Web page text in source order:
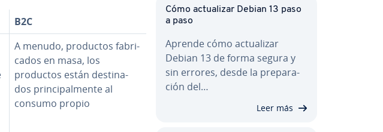
B2C
A menudo, productos fa­bri­
ca­dos en masa, los
productos están de­s­ti­na­
dos pri­n­ci­pa­l­me­n­te al
consumo propio
Cómo ac­tua­li­zar Debian 13 paso
a paso
Aprende cómo ac­tua­li­zar
Debian 13 de forma segura y
sin errores, desde la pre­pa­ra­
ción del…
Leer más